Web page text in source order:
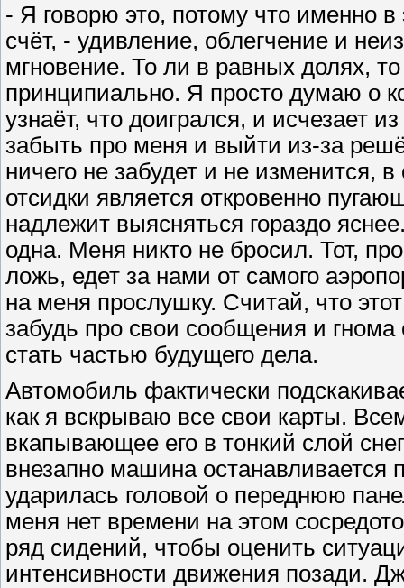
- Я говорю это, потому что именно
счёт, - удивление, облегчение и
мгновение. То ли в равных долях,
принципиально. Я просто думаю о
узнаёт, что доигрался, и исчезает
забыть про меня и выйти из-за
ничего не забудет и не изменится,
отсидки является откровенно
надлежит выясняться гораздо
одна. Меня никто не бросил. Тот,
ложь, едет за нами от самого
на меня прослушку. Считай, что
забудь про свои сообщения и
стать частью будущего дела.
Автомобиль фактически
как я вскрываю все свои карты.
вкапывающее его в тонкий слой
внезапно машина
ударилась головой о переднюю
меня нет времени на этом
ряд сидений, чтобы оценить
интенсивности движения позади.